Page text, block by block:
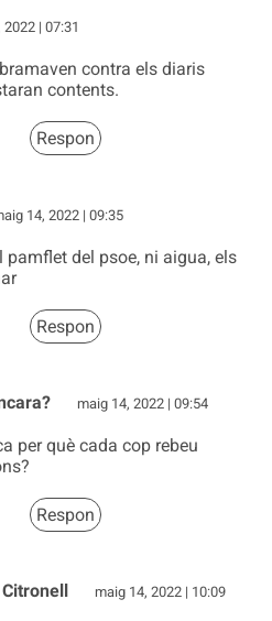
2022 | 07:31
contra els diaris
contents.
Respon
14, 2022 | 09:35
pamflet del psoe, ni aigua, els
Respon
maig 14, 2022 | 09:54
per què cada cop rebeu
Respon
maig 14, 2022 | 10:09